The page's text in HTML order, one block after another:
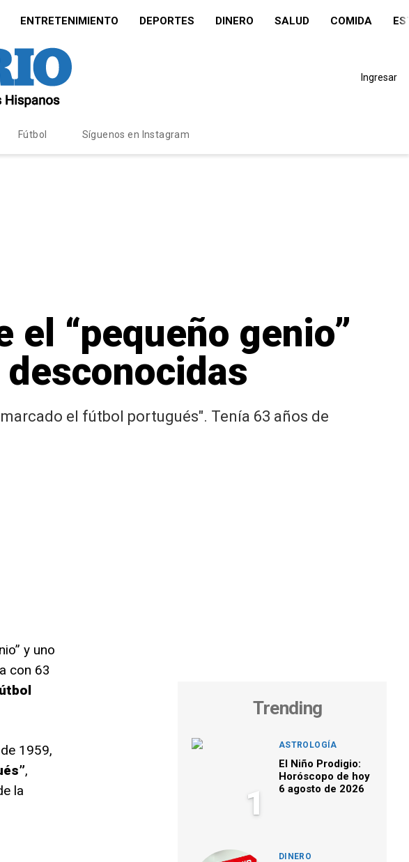
ENTRETENIMIENTO DEPORTES DINERO SALUD COMIDA
Ingresar
Fútbol Síguenos en Instagram
“pequeño genio”
el fútbol portugués". Tenía 63 años de
y uno
con 63
1959,
,
la
Trending
1
ASTROLOGÍA
El Niño Prodigio:
Horóscopo de hoy
6 agosto de 2026
DINERO